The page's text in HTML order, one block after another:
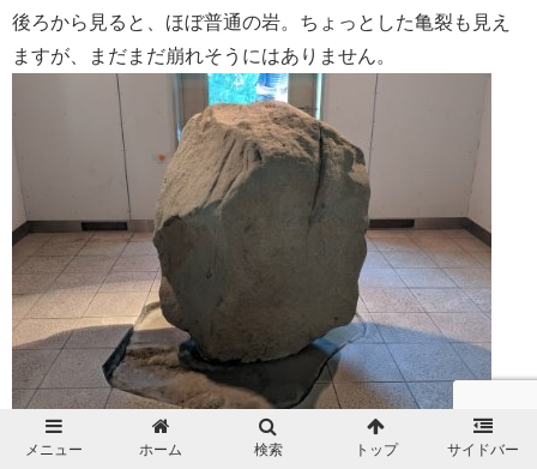
後ろから見ると、ほぼ普通の岩。ちょっとした亀裂も見え
ますが、まだまだ崩れそうにはありません。
メニュー ホーム 検索 トップ サイドバー